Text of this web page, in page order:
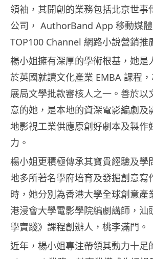
領袖，其開創的業務包括北京世事
公司， AuthorBand App 移動媒
TOP100 Channel 網路小說營銷推
楊小姐擁有深厚的學術根基，她是
於英國就讀文化產業 EMBA 課程
展局文學批款審核人之一。善於以
意的她，是本地的資深電影編劇及
地影視工業供應原創好劇本及製作
力。
楊小姐更積極傳承其寶貴經驗及學
地多所著名學府培育及發掘創意寫
時，她分別為香港大學全球創意產
港浸會大學電影學院編劇講師，汕
學實踐》課程創辦人，桃李滿門。
近年，楊小姐專注帶領其動力十足